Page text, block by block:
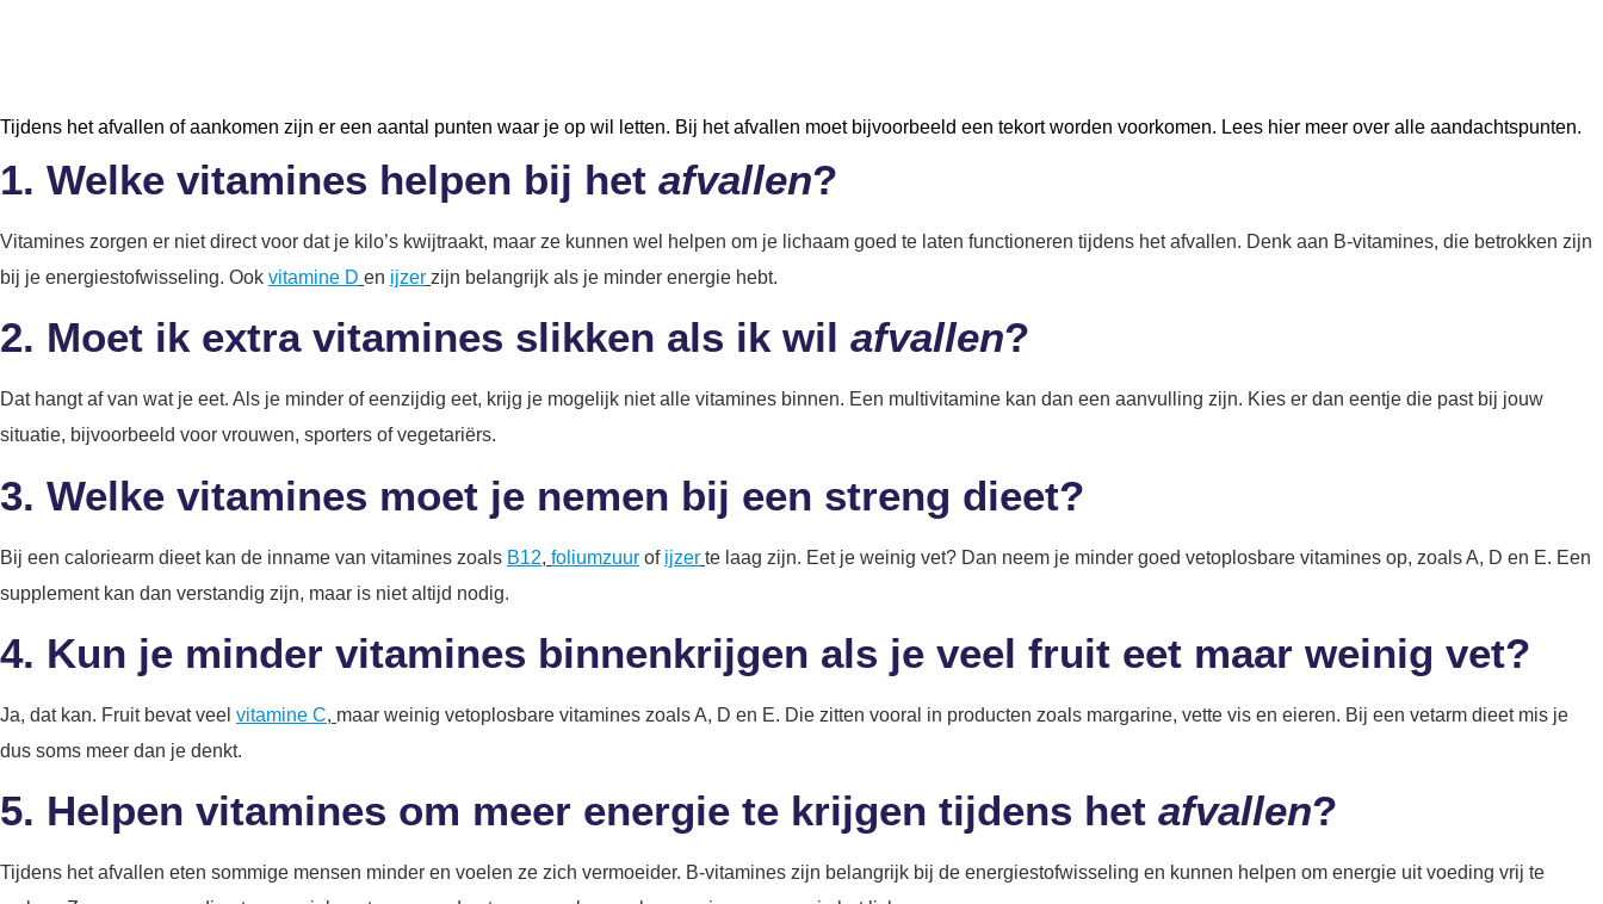
Tijdens het afvallen of aankomen zijn er een aantal punten waar je op wil letten. Bij het afvallen moet bijvoorbeeld een tekort worden voorkomen. Lees hier meer over alle aandachtspunten.
1. Welke vitamines helpen bij het afvallen?
Vitamines zorgen er niet direct voor dat je kilo’s kwijtraakt, maar ze kunnen wel helpen om je lichaam goed te laten functioneren tijdens het afvallen. Denk aan B-vitamines, die betrokken zijn
bij je energiestofwisseling. Ook vitamine D en ijzer zijn belangrijk als je minder energie hebt.
2. Moet ik extra vitamines slikken als ik wil afvallen?
Dat hangt af van wat je eet. Als je minder of eenzijdig eet, krijg je mogelijk niet alle vitamines binnen. Een multivitamine kan dan een aanvulling zijn. Kies er dan eentje die past bij jouw
situatie, bijvoorbeeld voor vrouwen, sporters of vegetariërs.
3. Welke vitamines moet je nemen bij een streng dieet?
Bij een caloriearm dieet kan de inname van vitamines zoals B12, foliumzuur of ijzer te laag zijn. Eet je weinig vet? Dan neem je minder goed vetoplosbare vitamines op, zoals A, D en E. Een
supplement kan dan verstandig zijn, maar is niet altijd nodig.
4. Kun je minder vitamines binnenkrijgen als je veel fruit eet maar weinig vet?
Ja, dat kan. Fruit bevat veel vitamine C, maar weinig vetoplosbare vitamines zoals A, D en E. Die zitten vooral in producten zoals margarine, vette vis en eieren. Bij een vetarm dieet mis je
dus soms meer dan je denkt.
5. Helpen vitamines om meer energie te krijgen tijdens het afvallen?
Tijdens het afvallen eten sommige mensen minder en voelen ze zich vermoeider. B-vitamines zijn belangrijk bij de energiestofwisseling en kunnen helpen om energie uit voeding vrij te